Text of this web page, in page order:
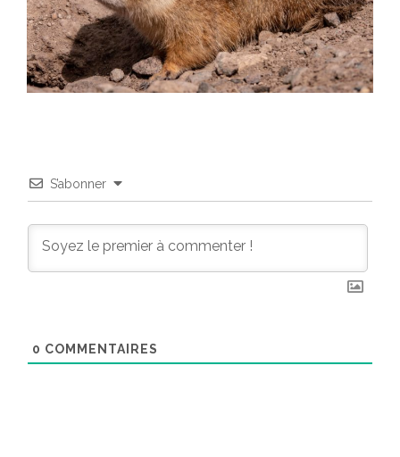
S’abonner
0 COMMENTAIRES